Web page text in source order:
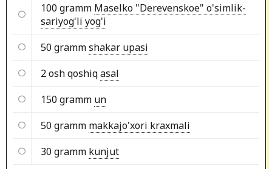
100 gramm Maselko "Derevenskoe" o'simlik-
sariyog'li yog'i
50 grammshakar upasi
2 osh qoshiqasal
150 gramm un
50 gramm makkajo'xori kraxmali
30 gramm kunjut